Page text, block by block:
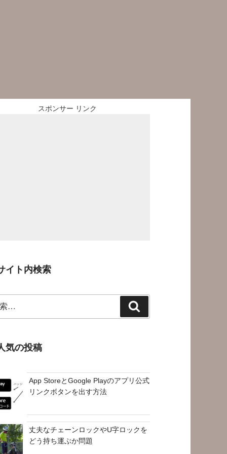
スポンサー リンク
イト内検索
索
気の投稿
App StoreとGoogle Playのアプリ公式
リンクボタンを出す方法
丈夫なチェーンロックやU字ロックを
どう持ち運ぶか問題